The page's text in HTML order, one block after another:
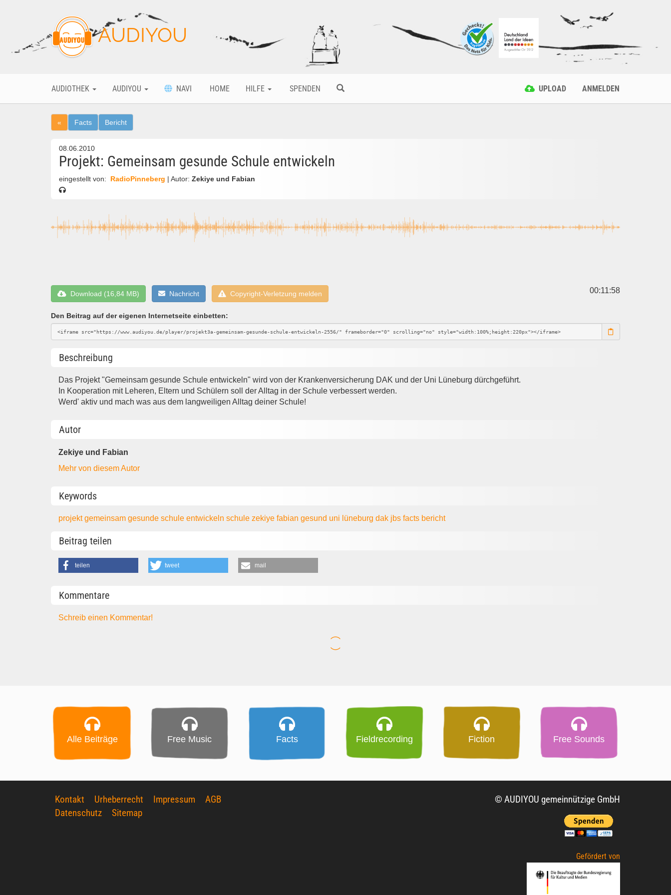
AUDIYOU
AUDIOTHEK AUDIYOU NAVI HOME HILFE SPENDEN UPLOAD ANMELDEN
« Facts Bericht
08.06.2010
Projekt: Gemeinsam gesunde Schule entwickeln
eingestellt von: RadioPinneberg | Autor: Zekiye und Fabian
Download (16,84 MB) Nachricht Copyright-Verletzung melden 00:11:58
Den Beitrag auf der eigenen Internetseite einbetten:
Beschreibung
Das Projekt "Gemeinsam gesunde Schule entwickeln" wird von der Krankenversicherung DAK und der Uni Lüneburg dürchgeführt.
In Kooperation mit Leheren, Eltern und Schülern soll der Alltag in der Schule verbessert werden.
Werd' aktiv und mach was aus dem langweiligen Alltag deiner Schule!
Autor
Zekiye und Fabian
Mehr von diesem Autor
Keywords
projektgemeinsam gesunde schule entwickelnschulezekiyefabiangesund uni lüneburgdak jbsfacts bericht
Beitrag teilen
teilen tweet mail
Kommentare
Schreib einen Kommentar!
Alle Beiträge Free Music Facts Fieldrecording Fiction Free Sounds
Kontakt Urheberrecht Impressum
AGB
Datenschutz
Sitemap
© AUDIYOU gemeinnützige GmbH
Gefördert von